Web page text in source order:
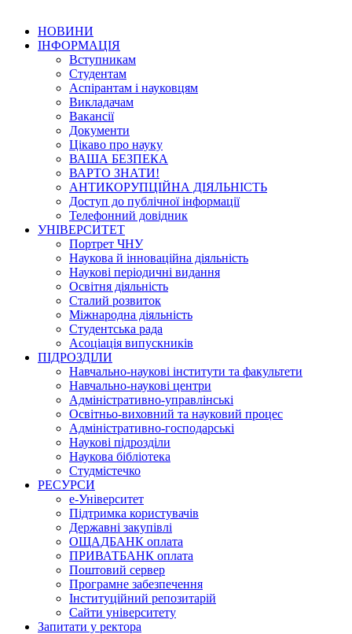
НОВИНИ
ІНФОРМАЦІЯ
Вступникам
Студентам
Аспірантам і науковцям
Викладачам
Вакансії
Документи
Цікаво про науку
ВАША БЕЗПЕКА
ВАРТО ЗНАТИ!
АНТИКОРУПЦІЙНА ДІЯЛЬНІСТЬ
Доступ до публічної інформації
Телефонний довідник
УНІВЕРСИТЕТ
Портрет ЧНУ
Наукова й інноваційна діяльність
Наукові періодичні видання
Освітня діяльність
Сталий розвиток
Міжнародна діяльність
Студентська рада
Асоціація випускників
ПІДРОЗДІЛИ
Навчально-наукові інститути та факультети
Навчально-наукові центри
Адміністративно-управлінські
Освітньо-виховний та науковий процес
Адміністративно-господарські
Наукові підрозділи
Наукова бібліотека
Студмістечко
РЕСУРСИ
е-Університет
Підтримка користувачів
Державні закупівлі
ОЩАДБАНК оплата
ПРИВАТБАНК оплата
Поштовий сервер
Програмне забезпечення
Інституційний репозитарій
Сайти університету
Запитати у ректора